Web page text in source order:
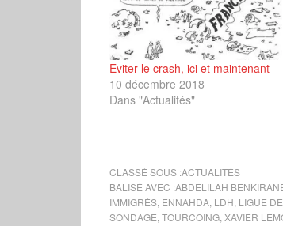
Eviter le crash, ici et maintenant
10 décembre 2018
Dans "Actualités"
CLASSÉ SOUS :ACTUALITÉS
BALISÉ AVEC :ABDELILAH
IMMIGRÉS ENNAHDA LDH LIGUE
SONDAGE TOURCOING XAVIER